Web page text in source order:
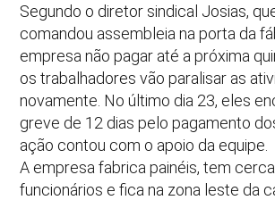
Segundo o diretor sindical Josias,
comandou assembleia na porta da
empresa não pagar até a próxima
os trabalhadores vão paralisar as
novamente. No último dia 23, eles
greve de 12 dias pelo pagamento
ação contou com o apoio da equipe.
A empresa fabrica painéis, tem
funcionários e fica na zona leste da